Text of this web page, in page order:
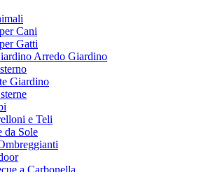
Cani
Gatti
Arredo Giardino
Giardino
e Teli
da Sole
a Carbonella